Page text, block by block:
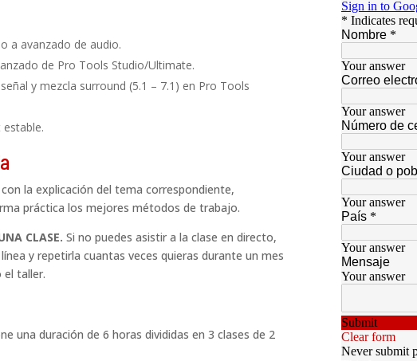
a avanzado de audio.
de Pro Tools Studio/Ultimate.
y mezcla surround (5.1 – 7.1) en Pro Tools
con la explicación del tema correspondiente,
práctica los mejores métodos de trabajo.
CLASE. Si no puedes asistir a la clase en directo,
y repetirla cuantas veces quieras durante un mes
el taller.
una duración de 6 horas divididas en 3 clases de 2